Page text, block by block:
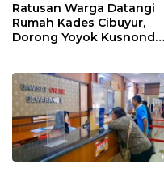
Ratusan Warga Datangi
Rumah Kades Cibuyur,
Dorong Yoyok Kusnondo